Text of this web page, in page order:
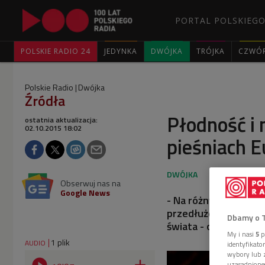
PORTAL
POLSKIE RADIO 24 JEDYNKA DWÓJKA TRÓJKA
Polskie Radio Dwójka
Źródła
Płodność
pieśniach
ostatnia aktualizacja:
02.10.2015 18:02
Obserwuj nas na
Google News
- Na różnych polach
przedłużenie życia.
świata - o
AUDIO 1 plik
Dbamy o
My i nasi 5
wybory lub